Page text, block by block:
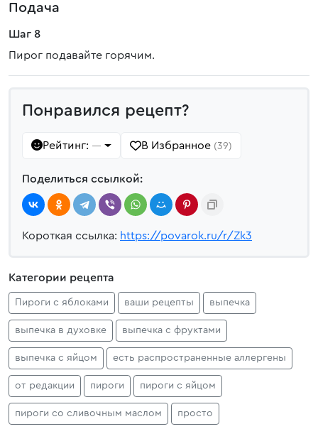
Подача
Шаг 8
Пирог подавайте горячим.
Понравился рецепт?
Рейтинг: — В Избранное (39)
Поделиться ссылкой:
Короткая ссылка: https://povarok.ru/r/Zk3
Категории рецепта
Пироги с яблоками ваши рецепты выпечка
выпечка в духовке выпечка с фруктами
выпечка с яйцом есть распространенные аллергены
от редакции пироги пироги с яйцом
пироги со сливочным маслом просто